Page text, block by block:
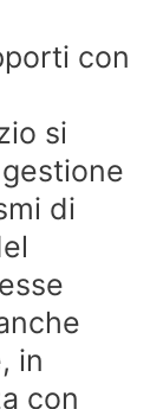
con
si
di
in
con